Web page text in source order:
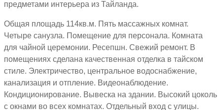
предметами интерьера из Тайланда.
Общая площадь 114кв.м. Пять массажных комнат.
Четыре санузла. Помещение для персонала. Комната
для чайной церемонии. Ресепшн. Свежий ремонт. В
помещениях сделана качественная отделка в тайском
стиле. Электричество, центральное водоснабжение,
канализация и отпление. Видеонаблюдение.
Кондиционирование. Вывеска на здании. Высокий цоколь
с окнами во всех комнатах. Отдельный вход с улицы.